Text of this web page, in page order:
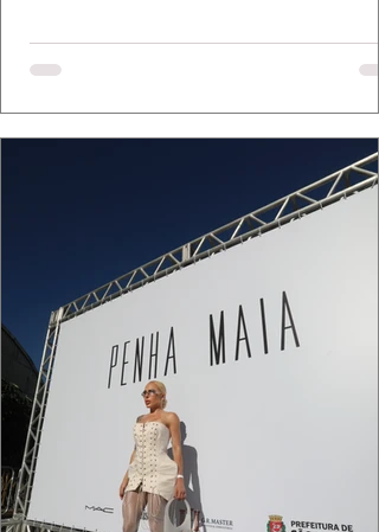
bolsa da Malu Pires, em uma composição
algo de intemporal em vestir o vento e
que ele conduza a cena. Cada dobra do
cada reflexo dourado da luz sobre a pe